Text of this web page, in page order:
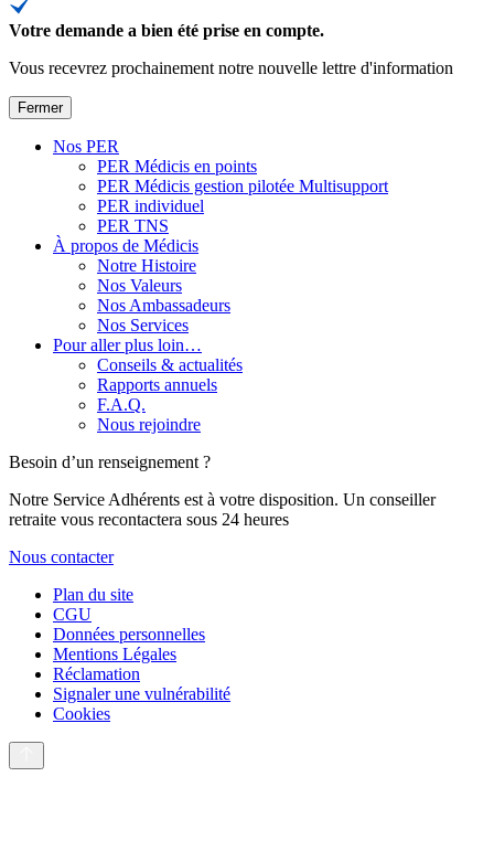
Votre demande a bien été prise en compte.
Vous recevrez prochainement notre nouvelle lettre d'information
Fermer
Nos PER
PER Médicis en points
PER Médicis gestion pilotée Multisupport
PER individuel
PER TNS
À propos de Médicis
Notre Histoire
Nos Valeurs
Nos Ambassadeurs
Nos Services
Pour aller plus loin…
Conseils & actualités
Rapports annuels
F.A.Q.
Nous rejoindre
Besoin d’un renseignement ?
Notre Service Adhérents est à votre disposition. Un conseiller
retraite vous recontactera sous 24 heures
Nous contacter
Plan du site
CGU
Données personnelles
Mentions Légales
Réclamation
Signaler une vulnérabilité
Cookies